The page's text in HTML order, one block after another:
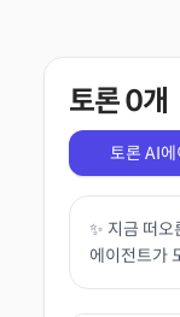
토론0개
토론 AI에
✨ 지금 떠오
에이전트가